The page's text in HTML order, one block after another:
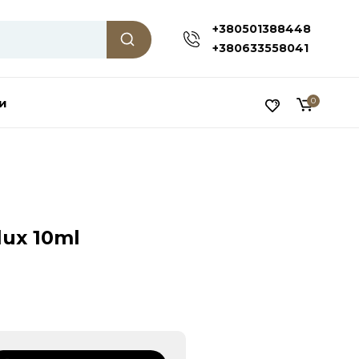
+380501388448
+380633558041
0
10ml